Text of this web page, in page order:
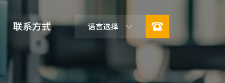
联系方式 语言选择  